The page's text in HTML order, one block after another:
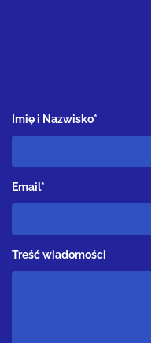
Imię i Nazwisko*
Email*
Treść wiadomości